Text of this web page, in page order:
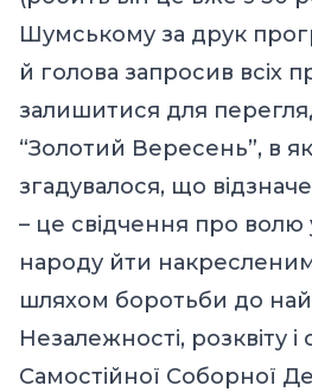
Шумському за друк
й голова запросив всіх
залишитися для
“Золотий Вересень”, в
згадувалося, що
– це свідчення про волю
народу йти
шляхом боротьби до
Незалежності, розквіту і
Самостійної Соборної